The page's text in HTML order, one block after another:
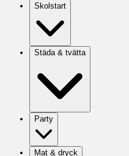
Skolstart
Städa & tvätta
Party
Mat & dryck